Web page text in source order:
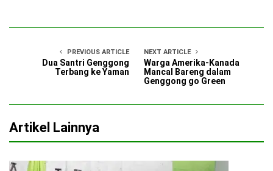
PREVIOUS ARTICLE
Dua Santri Genggong
Terbang ke Yaman
NEXT ARTICLE
Warga Amerika-Kanada
Mancal Bareng dalam
Genggong go Green
Artikel Lainnya